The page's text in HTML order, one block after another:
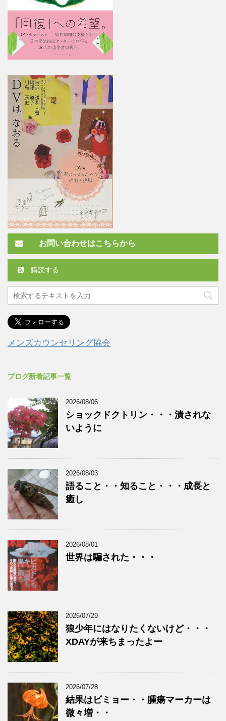
お問い合わせはこちらから
購読する
メンズカウンセリング協会
ブログ新着記事一覧
2026/08/06
ショックドクトリン・・・潰されな
いように
2026/08/03
語ること・・知ること・・・成長と
癒し
2026/08/01
世界は騙された・・・
2026/07/29
狼少年にはなりたくないけど・・・
XDAYが来ちまったよー
2026/07/28
結果はビミョー・・腫瘍マーカーは
微々増・・